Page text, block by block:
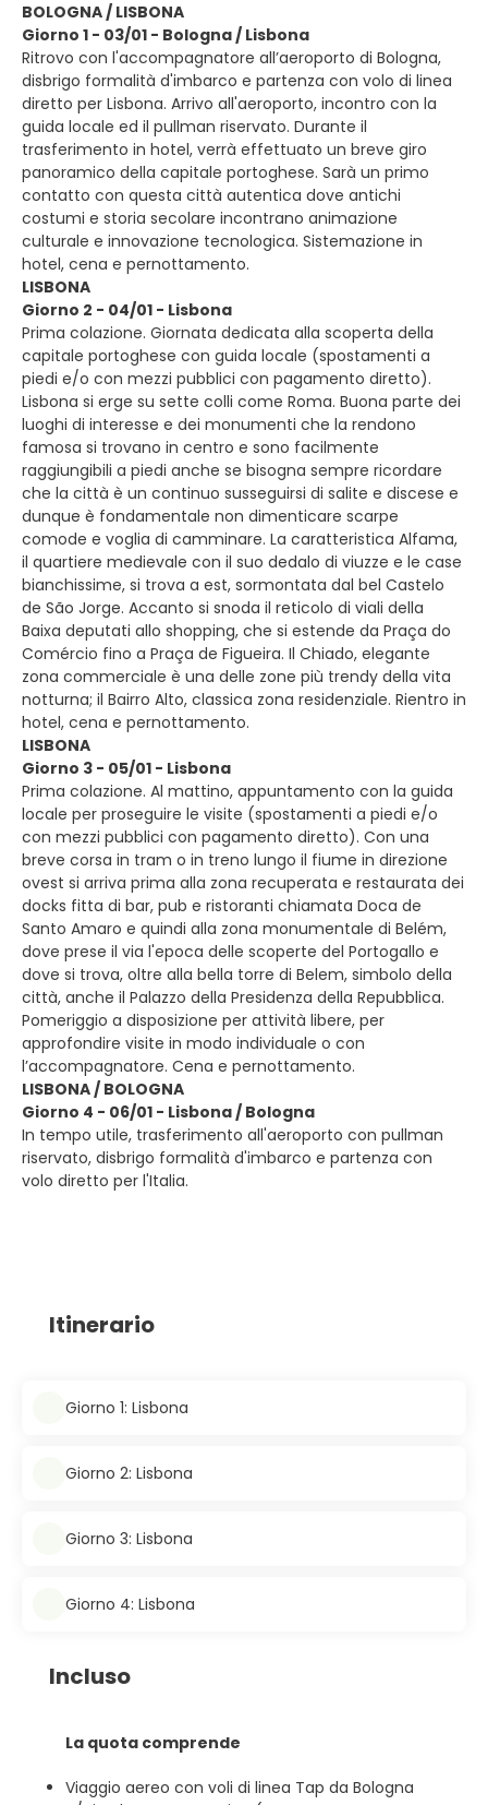
BOLOGNA / LISBONA
Giorno 1 - 03/01 - Bologna / Lisbona
Ritrovo con l'accompagnatore all’aeroporto di Bologna,
disbrigo formalità d'imbarco e partenza con volo di linea
diretto per Lisbona. Arrivo all'aeroporto, incontro con la
guida locale ed il pullman riservato. Durante il
trasferimento in hotel, verrà effettuato un breve giro
panoramico della capitale portoghese. Sarà un primo
contatto con questa città autentica dove antichi
costumi e storia secolare incontrano animazione
culturale e innovazione tecnologica. Sistemazione in
hotel, cena e pernottamento.
LISBONA
Giorno 2 - 04/01 - Lisbona
Prima colazione. Giornata dedicata alla scoperta della
capitale portoghese con guida locale (spostamenti a
piedi e/o con mezzi pubblici con pagamento diretto).
Lisbona si erge su sette colli come Roma. Buona parte dei
luoghi di interesse e dei monumenti che la rendono
famosa si trovano in centro e sono facilmente
raggiungibili a piedi anche se bisogna sempre ricordare
che la città è un continuo susseguirsi di salite e discese e
dunque è fondamentale non dimenticare scarpe
comode e voglia di camminare. La caratteristica Alfama,
il quartiere medievale con il suo dedalo di viuzze e le case
bianchissime, si trova a est, sormontata dal bel Castelo
de São Jorge. Accanto si snoda il reticolo di viali della
Baixa deputati allo shopping, che si estende da Praça do
Comércio fino a Praça de Figueira. Il Chiado, elegante
zona commerciale è una delle zone più trendy della vita
notturna; il Bairro Alto, classica zona residenziale. Rientro in
hotel, cena e pernottamento.
LISBONA
Giorno 3 - 05/01 - Lisbona
Prima colazione. Al mattino, appuntamento con la guida
locale per proseguire le visite (spostamenti a piedi e/o
con mezzi pubblici con pagamento diretto). Con una
breve corsa in tram o in treno lungo il fiume in direzione
ovest si arriva prima alla zona recuperata e restaurata dei
docks fitta di bar, pub e ristoranti chiamata Doca de
Santo Amaro e quindi alla zona monumentale di Belém,
dove prese il via l'epoca delle scoperte del Portogallo e
dove si trova, oltre alla bella torre di Belem, simbolo della
città, anche il Palazzo della Presidenza della Repubblica.
Pomeriggio a disposizione per attività libere, per
approfondire visite in modo individuale o con
l’accompagnatore. Cena e pernottamento.
LISBONA / BOLOGNA
Giorno 4 - 06/01 - Lisbona / Bologna
In tempo utile, trasferimento all'aeroporto con pullman
riservato, disbrigo formalità d'imbarco e partenza con
volo diretto per l'Italia.
Itinerario
Giorno 1: Lisbona
Giorno 2: Lisbona
Giorno 3: Lisbona
Giorno 4: Lisbona
Incluso
La quota comprende
Viaggio aereo con voli di linea Tap da Bologna